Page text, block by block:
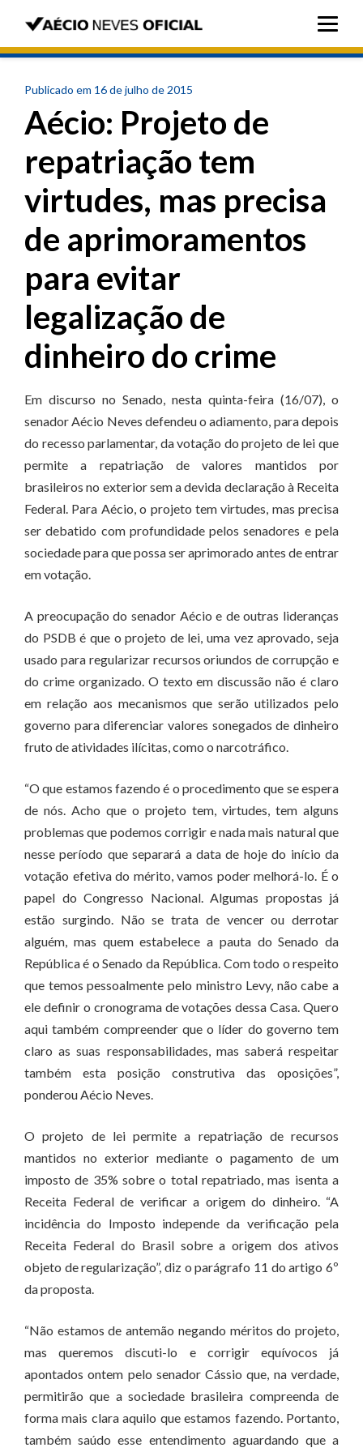
Publicado em 16 de julho de 2015
Aécio: Projeto de
repatriação tem
virtudes, mas precisa
de aprimoramentos
para evitar
legalização de
dinheiro do crime
Em discurso no Senado, nesta quinta-feira (16/07), o
senador Aécio Neves defendeu o adiamento, para depois
do recesso parlamentar, da votação do projeto de lei que
permite a repatriação de valores mantidos por
brasileiros no exterior sem a devida declaração à Receita
Federal. Para Aécio, o projeto tem virtudes, mas precisa
ser debatido com profundidade pelos senadores e pela
sociedade para que possa ser aprimorado antes de entrar
em votação.
A preocupação do senador Aécio e de outras lideranças
do PSDB é que o projeto de lei, uma vez aprovado, seja
usado para regularizar recursos oriundos de corrupção e
do crime organizado. O texto em discussão não é claro
em relação aos mecanismos que serão utilizados pelo
governo para diferenciar valores sonegados de dinheiro
fruto de atividades ilícitas, como o narcotráfico.
“O que estamos fazendo é o procedimento que se espera
de nós. Acho que o projeto tem, virtudes, tem alguns
problemas que podemos corrigir e nada mais natural que
nesse período que separará a data de hoje do início da
votação efetiva do mérito, vamos poder melhorá-lo. É o
papel do Congresso Nacional. Algumas propostas já
estão surgindo. Não se trata de vencer ou derrotar
alguém, mas quem estabelece a pauta do Senado da
República é o Senado da República. Com todo o respeito
que temos pessoalmente pelo ministro Levy, não cabe a
ele definir o cronograma de votações dessa Casa. Quero
aqui também compreender que o líder do governo tem
claro as suas responsabilidades, mas saberá respeitar
também esta posição construtiva das oposições”,
ponderou Aécio Neves.
O projeto de lei permite a repatriação de recursos
mantidos no exterior mediante o pagamento de um
imposto de 35% sobre o total repatriado, mas isenta a
Receita Federal de verificar a origem do dinheiro. “A
incidência do Imposto independe da verificação pela
Receita Federal do Brasil sobre a origem dos ativos
objeto de regularização”, diz o parágrafo 11 do artigo 6º
da proposta.
“Não estamos de antemão negando méritos do projeto,
mas queremos discuti-lo e corrigir equívocos já
apontados ontem pelo senador Cássio que, na verdade,
permitirão que a sociedade brasileira compreenda de
forma mais clara aquilo que estamos fazendo. Portanto,
também saúdo esse entendimento aguardando que a